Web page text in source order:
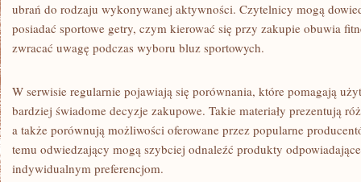
ubrań do rodzaju wykonywanej aktywności. Czytelnicy mogą
posiadać sportowe getry, czym kierować się przy zakupie obuwia
zwracać uwagę podczas wyboru bluz sportowych.
W serwisie regularnie pojawiają się porównania, które pomagają
bardziej świadome decyzje zakupowe. Takie materiały prezentują
a także porównują możliwości oferowane przez popularne
temu odwiedzający mogą szybciej odnaleźć produkty
indywidualnym preferencjom.